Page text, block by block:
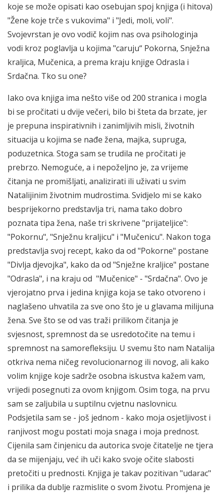
koje se može opisati kao osebujan spoj knjiga (i hitova)
"Žene koje trče s vukovima" i "Jedi, moli, voli".
Svojevrstan je ovo vodič kojim nas ova psihologinja
vodi kroz poglavlja u kojima "caruju“ Pokorna, Snježna
kraljica, Mučenica, a prema kraju knjige Odrasla i
Srdačna. Tko su one?
Iako ova knjiga ima nešto više od 200 stranica i mogla
bi se pročitati u dvije večeri, bilo bi šteta da brzate, jer
je prepuna inspirativnih i zanimljivih misli, životnih
situacija u kojima se nađe žena, majka, supruga,
poduzetnica. Stoga sam se trudila ne pročitati je
prebrzo. Nemoguće, a i nepoželjno je, za vrijeme
čitanja ne promišljati, analizirati ili uživati u svim
Natalijinim životnim mudrostima. Svidjelo mi se kako
besprijekorno predstavlja tri, nama tako dobro
poznata tipa žena, naše tri skrivene "prijateljice":
"Pokornu", "Snježnu kraljicu" i "Mučenicu". Nakon toga
predstavlja svoj recept, kako da od "Pokorne" postane
"Divlja djevojka", kako da od "Snježne kraljice" postane
"Odrasla", i na kraju od "Mučenice" - "Srdačna". Ovo je
vjerojatno prva i jedina knjiga koja se tako otvoreno i
naglašeno uhvatila za sve ono što je u glavama milijuna
žena. Sve što se od vas traži prilikom čitanja je
svjesnost, spremnost da se usredotočite na temu i
spremnost na samorefleksiju. U svemu što nam Natalija
otkriva nema ničeg revolucionarnog ili novog, ali kako
volim knjige koje sadrže osobna iskustva kažem vam,
vrijedi posegnuti za ovom knjigom. Osim toga, na prvu
sam se zaljubila u suptilnu cvjetnu naslovnicu.
Podsjetila sam se - još jednom - kako moja osjetljivost i
ranjivost mogu postati moja snaga i moja prednost.
Cijenila sam činjenicu da autorica svoje čitatelje ne tjera
da se mijenjaju, već ih uči kako svoje očite slabosti
pretočiti u prednosti. Knjiga je takav pozitivan "udarac"
i prilika da dublje razmislite o svom životu. Promjena je